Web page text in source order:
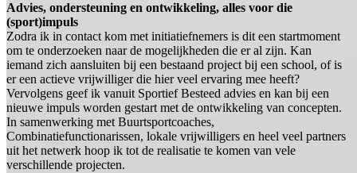
Advies, ondersteuning en ontwikkeling, alles voor die
(sport)impuls
Zodra ik in contact kom met initiatiefnemers is dit een startmoment
om te onderzoeken naar de mogelijkheden die er al zijn. Kan
iemand zich aansluiten bij een bestaand project bij een school, of is
er een actieve vrijwilliger die hier veel ervaring mee heeft?
Vervolgens geef ik vanuit Sportief Besteed advies en kan bij een
nieuwe impuls worden gestart met de ontwikkeling van concepten.
In samenwerking met Buurtsportcoaches,
Combinatiefunctionarissen, lokale vrijwilligers en heel veel partners
uit het netwerk hoop ik tot de realisatie te komen van vele
verschillende projecten.